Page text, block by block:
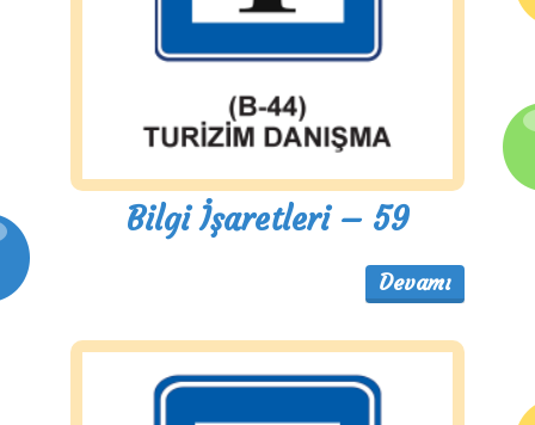
Bilgi İşaretleri – 59
Devamı